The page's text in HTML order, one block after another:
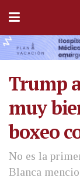
Trump
muy
boxeo
No es la
Blanca